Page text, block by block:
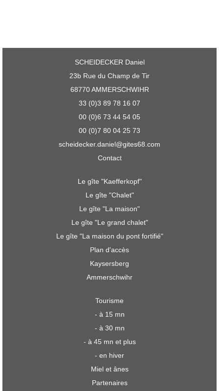
SCHEIDECKER Daniel
23b Rue du Champ de Tir
68770 AMMERSCHWIHR
33 (0)3 89 78 16 07
00 (0)6 73 44 54 05
00 (0)7 80 04 25 73
scheidecker.daniel@gites68.com
Contact
Le gîte "Kaefferkopf"
Le gîte "Chalet"
Le gîte "La maison"
Le gîte "Le grand chalet"
Le gîte "La maison du pont fortifié"
Plan d'accès
Kaysersberg
Ammerschwihr
Tourisme
- à 15 mn
- à 30 mn
- à 45 mn et plus
- en hiver
Miel et ânes
Partenaires